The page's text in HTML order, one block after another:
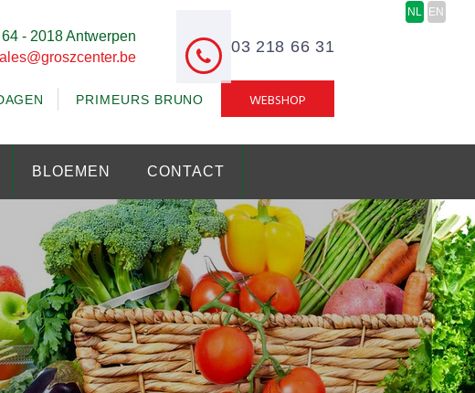
- 2018 Antwerpen
03 218 66 31
PRIMEURS BRUNO WEBSHOP
NL EN
BLOEMEN CONTACT